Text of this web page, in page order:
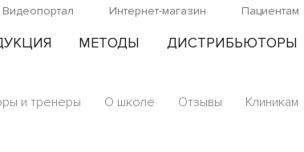
Видеопортал Интернет-магазин Пациентам
МЕТОДЫ ДИСТРИБЬЮТОРЫ
и тренеры О школе Отзывы Клиникам